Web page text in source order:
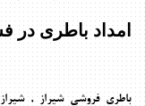
امداد باطری در
باطری فروشی شیراز , شیراز